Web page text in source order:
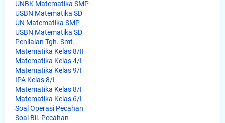
UNBK Matematika SMP
USBN Matematika SD
UN Matematika SMP
USBN Matematika SD
Penilaian Tgh. Smt.
Matematika Kelas 8/II
Matematika Kelas 4/I
Matematika Kelas 9/I
IPA Kelas 8/I
Matematika Kelas 8/I
Matematika Kelas 6/I
Soal Operasi Pecahan
Soal Bil. Pecahan